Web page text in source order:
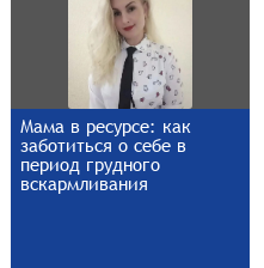
Мама в ресурсе: как
заботиться о себе в
период грудного
вскармливания